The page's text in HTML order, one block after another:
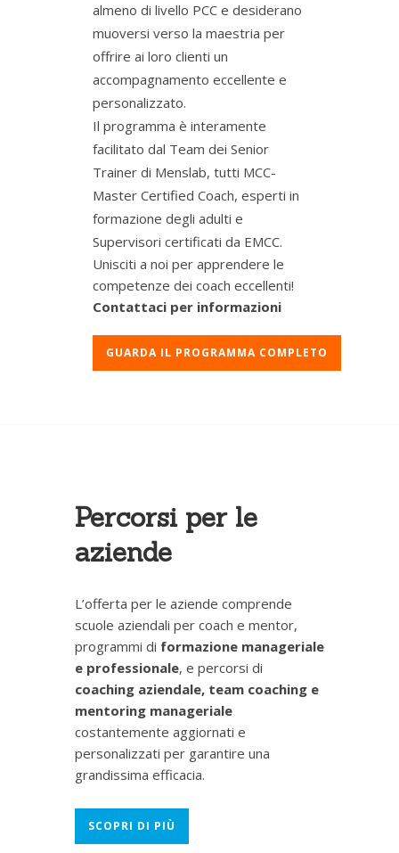
almeno di livello PCC e desiderano
muoversi verso la maestria per
offrire ai loro clienti un
accompagnamento eccellente e
personalizzato.
Il programma è interamente
facilitato dal Team dei Senior
Trainer di Menslab, tutti MCC-
Master Certified Coach, esperti in
formazione degli adulti e
Supervisori certificati da EMCC.
Unisciti a noi per apprendere le
competenze dei coach eccellenti!
Contattaci per informazioni
GUARDA IL PROGRAMMA COMPLETO
Percorsi per le
aziende
L’offerta per le aziende comprende
scuole aziendali per coach e mentor,
programmi di formazione manageriale
e professionale, e percorsi di
coaching aziendale, team coaching e
mentoring manageriale
costantemente aggiornati e
personalizzati per garantire una
grandissima efficacia.
SCOPRI DI PIÙ